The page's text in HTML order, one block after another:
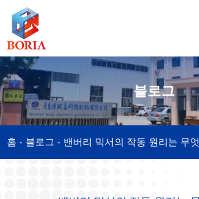
블로그
홈 - 블로그 - 밴버리 믹서의 작동 원리는 무